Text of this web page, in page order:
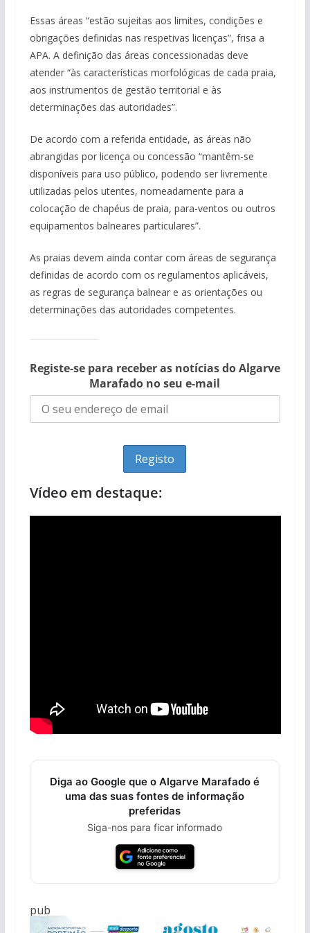
Essas áreas “estão sujeitas aos limites, condições e
obrigações definidas nas respetivas licenças”, frisa a
APA. A definição das áreas concessionadas deve
atender “às características morfológicas de cada praia,
aos instrumentos de gestão territorial e às
determinações das autoridades”.
De acordo com a referida entidade, as áreas não
abrangidas por licença ou concessão “mantêm-se
disponíveis para uso público, podendo ser livremente
utilizadas pelos utentes, nomeadamente para a
colocação de chapéus de praia, para-ventos ou outros
equipamentos balneares particulares”.
As praias devem ainda contar com áreas de segurança
definidas de acordo com os regulamentos aplicáveis,
as regras de segurança balnear e as orientações ou
determinações das autoridades competentes.
Registe-se para receber as notícias do Algarve
Marafado no seu e-mail
Vídeo em destaque:
Diga ao Google que o Algarve Marafado é
uma das suas fontes de informação
preferidas
Siga-nos para ficar informado
pub